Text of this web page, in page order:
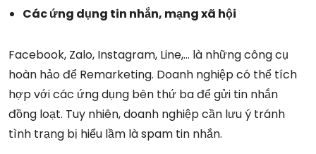
Các ứng dụng tin nhắn, mạng xã hội
Facebook, Zalo, Instagram, Line,… là những công cụ
hoàn hảo để Remarketing. Doanh nghiệp có thể tích
hợp với các ứng dụng bên thứ ba để gửi tin nhắn
đồng loạt. Tuy nhiên, doanh nghiệp cần lưu ý tránh
tình trạng bị hiểu lầm là spam tin nhắn.